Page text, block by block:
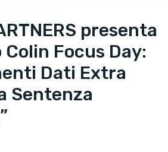
presenta
Focus Day:
Dati Extra
Sentenza